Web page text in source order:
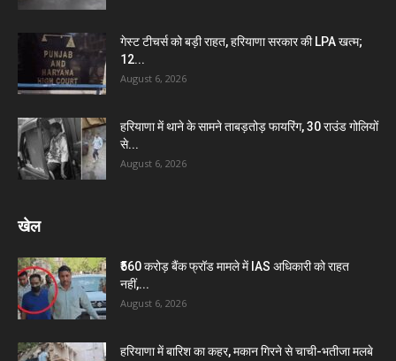
गेस्ट टीचर्स को बड़ी राहत, हरियाणा सरकार की LPA खत्म;
12...
August 6, 2026
हरियाणा में थाने के सामने ताबड़तोड़ फायरिंग, 30 राउंड गोलियों
से...
August 6, 2026
खेल
₹560 करोड़ बैंक फ्रॉड मामले में IAS अधिकारी को राहत
नहीं,...
August 6, 2026
हरियाणा में बारिश का कहर, मकान गिरने से चाची-भतीजा मलबे